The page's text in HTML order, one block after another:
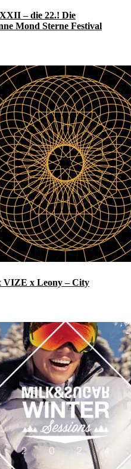
– die 22.! Die
Mond Sterne Festival
VIZE x Leony – City